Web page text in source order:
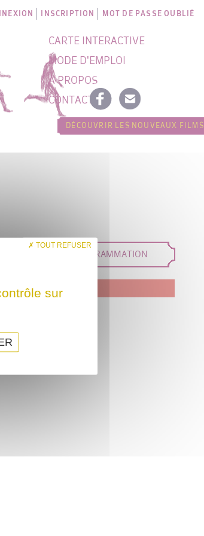
INSCRIPTION MOT DE PASSE OUBLIÉ
CARTE INTERACTIVE
MODE D'EMPLOI
À PROPOS
CONTACT
DÉCOUVRIR LES NOUVEAUX FILMS
IDÉES DE PROGRAMMATION
sur
TOUT REFUSER